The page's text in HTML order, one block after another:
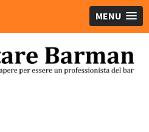
MENU